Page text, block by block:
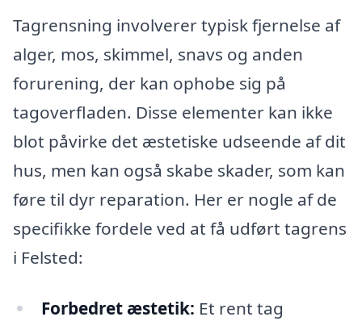
Tagrensning involverer typisk fjernelse af
alger, mos, skimmel, snavs og anden
forurening, der kan ophobe sig på
tagoverfladen. Disse elementer kan ikke
blot påvirke det æstetiske udseende af dit
hus, men kan også skabe skader, som kan
føre til dyr reparation. Her er nogle af de
specifikke fordele ved at få udført tagrens
i Felsted:
Forbedret æstetik: Et rent tag